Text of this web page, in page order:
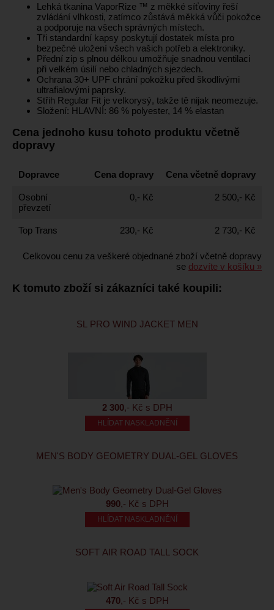
Lehká tkanina VaporRize ™ z měkké síťoviny řeší
zvládání vlhkosti, zatímco zůstává měkká vůči pokožce
a podporuje na všech správných místech.
Tři standardní kapsy poskytují dostatek místa pro
bezpečné uložení všech vašich potřeb a elektroniky.
Přední zip s plnou délkou umožňuje snadnou ventilaci
při velkém úsilí nebo chladných sjezdech.
Ochrana 30+ UPF chrání pokožku před škodlivými
ultrafialovými paprsky.
Střih Regular Fit je velkorysý, takže tě nijak neomezuje.
Složení: HLAVNÍ: 86 % polyester, 14 % elastan
Cena jednoho kusu tohoto produktu včetně
dopravy
Dopravce Cena dopravy Cena včetně dopravy
Osobní
převzetí
0,- Kč 2 500,- Kč
Top Trans 230,- Kč 2 730,- Kč
Celkovou cenu za veškeré objednané zboží včetně dopravy
se dozvíte v košíku »
K tomuto zboží si zákazníci také koupili:
SL PRO WIND JACKET MEN
2 300,- Kč s DPH
HLÍDAT NASKLADNĚNÍ
MEN'S BODY GEOMETRY DUAL-GEL GLOVES
990,- Kč s DPH
HLÍDAT NASKLADNĚNÍ
SOFT AIR ROAD TALL SOCK
470,- Kč s DPH